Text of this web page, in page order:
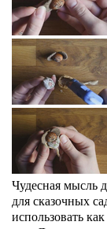
Чудесная мысль
для сказочных
использовать